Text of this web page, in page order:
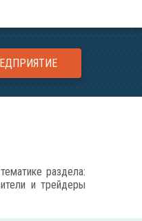
раздела:
и трейдеры